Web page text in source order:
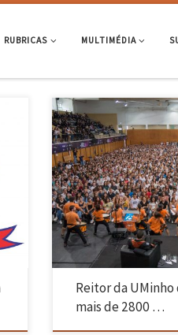
RUBRICAS MULTIMÉDIA
Cerimónia contou com a
Escola de Engenharia Os mais
Universidade do Minho foram
setembro, no Complexo
sessão incluiu intervenções
Reitor da UMinho
mais de 2800 …